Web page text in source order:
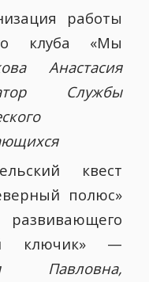
работы
клуба «Мы
Анастасия
Службы
квест
полюс»
ключик» —
Павловна,